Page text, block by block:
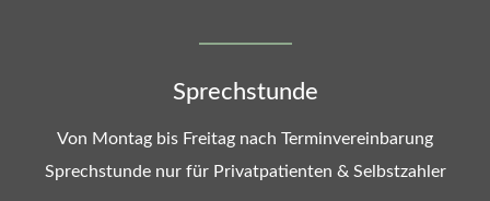
Sprechstunde
Von Montag bis Freitag nach Terminvereinbarung
Sprechstunde nur für Privatpatienten & Selbstzahler